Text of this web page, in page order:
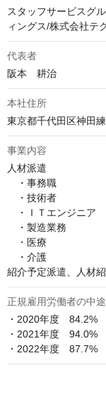
スタッフサービスグ
ィングス/株式会社テ
代表者
阪本　耕治
本社住所
東京都千代田区神田
事業内容
人材派遣
・事務職
・技術者
・ＩＴエンジニア
・製造業務
・医療
・介護
紹介予定派遣、人材
正規雇用労働者の中
・2020年度　84.2%
・2021年度　94.0%
・2022年度　87.7%